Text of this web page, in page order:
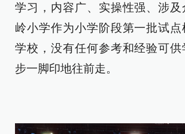
学习，内容广、实操性强、涉及
岭小学作为小学阶段第一批试
学校，没有任何参考和经验可供
步一脚印地往前走。